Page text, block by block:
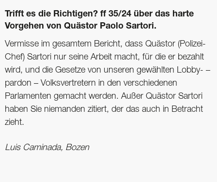
Trifft es die Richtigen? ff 35/24 über das harte
Vorgehen von Quästor Paolo Sartori.
Vermisse im gesamtem Bericht, dass Quästor (Polizei-
Chef) Sartori nur seine Arbeit macht, für die er bezahlt
wird, und die Gesetze von unseren gewählten Lobby- –
pardon – Volksvertretern in den verschiedenen
Parlamenten gemacht ­werden. Außer Quästor Sartori
haben Sie niemanden zitiert, der das auch in Betracht
zieht.
Luis Caminada, Bozen